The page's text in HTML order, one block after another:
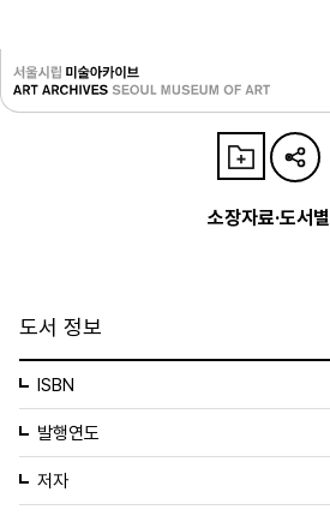
소장자료·도서별
도서 정보
ISBN
발행연도
저자